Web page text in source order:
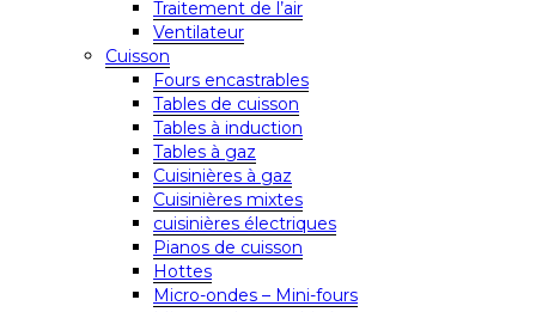
Traitement de l’air
Ventilateur
Cuisson
Fours encastrables
Tables de cuisson
Tables à induction
Tables à gaz
Cuisinières à gaz
Cuisinières mixtes
cuisinières électriques
Pianos de cuisson
Hottes
Micro-ondes – Mini-fours